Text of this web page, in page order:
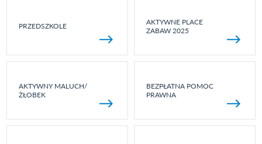
PRZEDSZKOLE
AKTYWNE PLACE
ZABAW 2025
AKTYWNY MALUCH/
ŻŁOBEK
BEZPŁATNA POMOC
PRAWNA